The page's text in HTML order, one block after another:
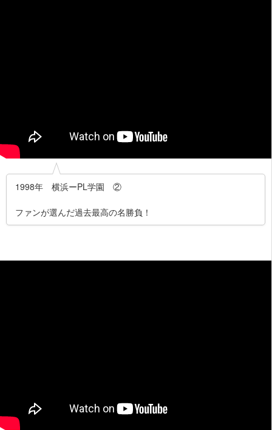
1998年 横浜ーPL学園 ②
ファンが選んだ過去最高の名勝負！